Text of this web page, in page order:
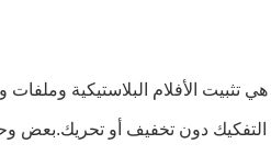
هي تثبيت الأفلام البلاستيكية
التفكيك دون تخفيف أو تحريك.بعض